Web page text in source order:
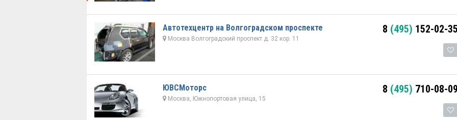
Автотехцентр на Волгоградском проспекте
Москва Волгоградский проспект д. 32 кор. 11
8 (495) 152-02-35
ЮВСМоторс
Москва, Южнопортовая улица, 15
8 (495) 710-08-09